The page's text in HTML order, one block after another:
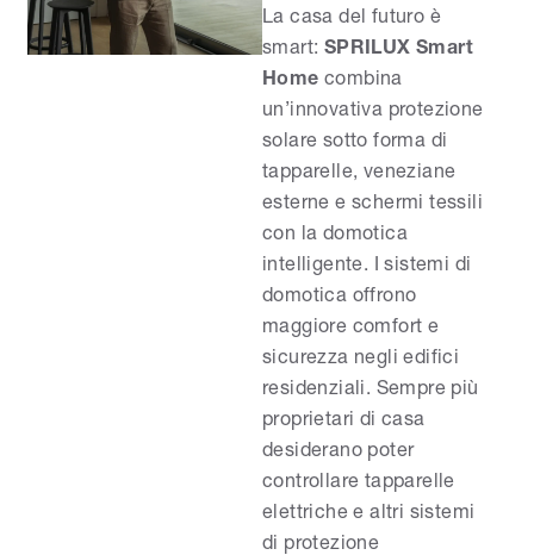
La casa del futuro è
smart: SPRILUX Smart
Home combina
un’innovativa protezione
solare sotto forma di
tapparelle, veneziane
esterne e schermi tessili
con la domotica
intelligente. I sistemi di
domotica offrono
maggiore comfort e
sicurezza negli edifici
residenziali. Sempre più
proprietari di casa
desiderano poter
controllare tapparelle
elettriche e altri sistemi
di protezione